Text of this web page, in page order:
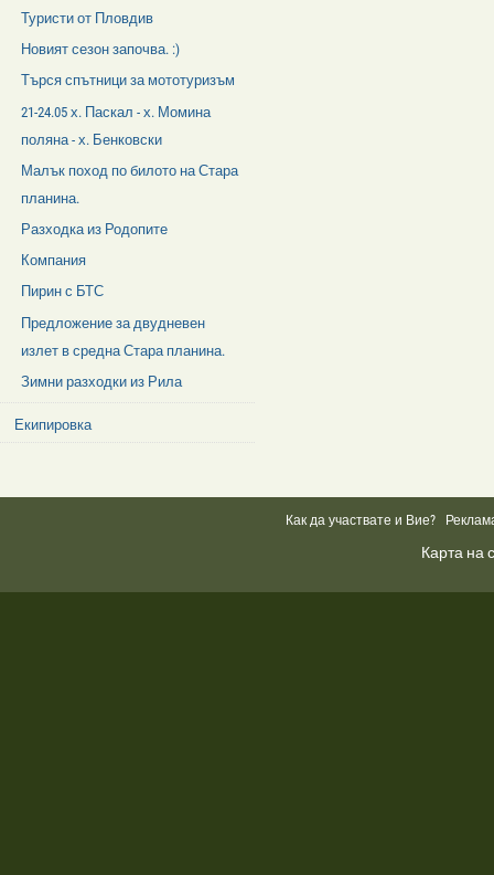
Туристи от Пловдив
Новият сезон започва. :)
Търся спътници за мототуризъм
21-24.05 х. Паскал - х. Момина
поляна - х. Бенковски
Малък поход по билото на Стара
планина.
Разходка из Родопите
Компания
Пирин с БТС
Предложение за двудневен
излет в средна Стара планина.
Зимни разходки из Рила
Екипировка
Как да участвате и Вие?
Карта на